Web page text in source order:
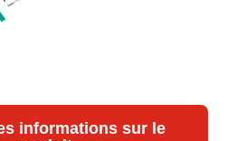
informations sur le